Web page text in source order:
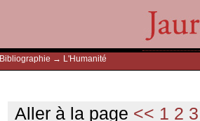
Bibliographie → L'Humanité
Aller à la page << 1 2 3